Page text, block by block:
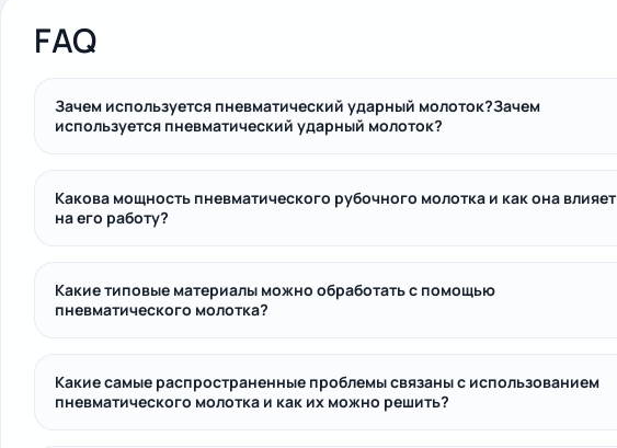
FAQ
Зачем используется пневматический ударный молоток?Зачем
используется пневматический ударный молоток?
Какова мощность пневматического рубочного молотка и как она влияет
на его работу?
Какие типовые материалы можно обработать с помощью
пневматического молотка?
Какие самые распространенные проблемы связаны с использованием
пневматического молотка и как их можно решить?